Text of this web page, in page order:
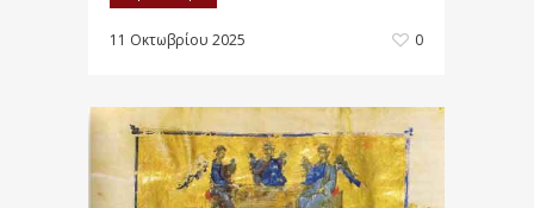
11 Οκτωβρίου 2025 0